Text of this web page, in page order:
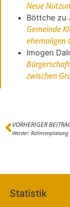
Neue
Böttche zu
Gemeinde
ehemaligen
Imogen
zwischen
VORHERIGER
Statistik